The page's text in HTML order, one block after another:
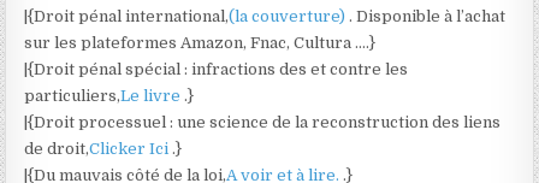
|{Droit pénal international,(la couverture) . Disponible à l’achat
sur les plateformes Amazon, Fnac, Cultura ….}
|{Droit pénal spécial : infractions des et contre les
particuliers,Le livre .}
|{Droit processuel : une science de la reconstruction des liens
de droit,Clicker Ici .}
|{Du mauvais côté de la loi,A voir et à lire. .}